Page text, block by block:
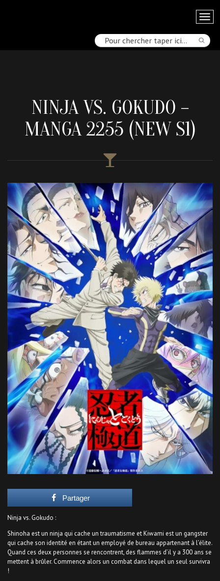
NINJA VS. GOKUDO –
MANGA 2255 (NEW S1)
Partager
Ninja vs. Gokudo :
Shinoha est un ninja qui cache un traumatisme et Kiwami est un gangster
qui cache son identité en étant un employé de bureau appartenant à l’élite.
Quand ces deux personnes se rencontrent, des flammes d’il y a 300 ans se
mettent à brûler. Commence alors un combat dans lequel un seul survivra
!